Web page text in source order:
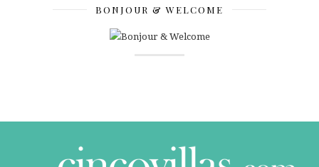
BONJOUR & WELCOME